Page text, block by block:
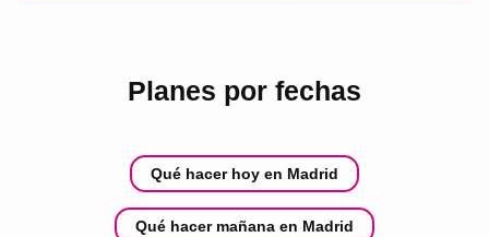
Planes por fechas
Qué hacer hoy en Madrid
Qué hacer mañana en Madrid